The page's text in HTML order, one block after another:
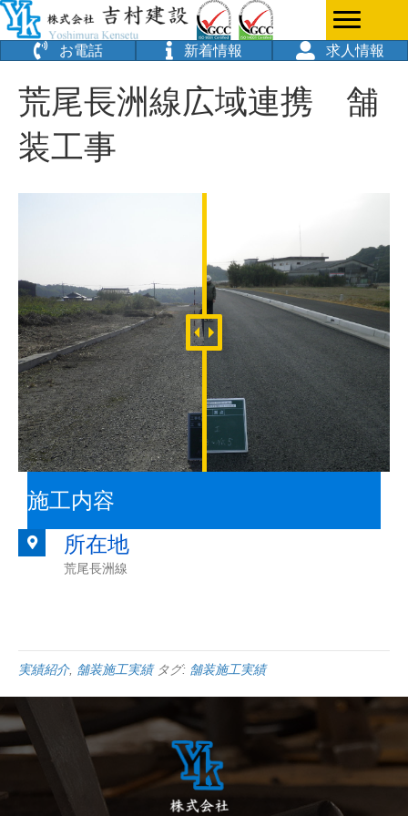
お電話 新着情報 求人情報
荒尾長洲線広域連携 舗
装工事
施工内容
所在地
荒尾長洲線
実績紹介, 舗装施工実績タグ: 舗装施工実績